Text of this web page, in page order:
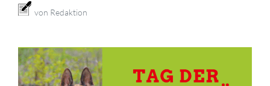
von Redaktion